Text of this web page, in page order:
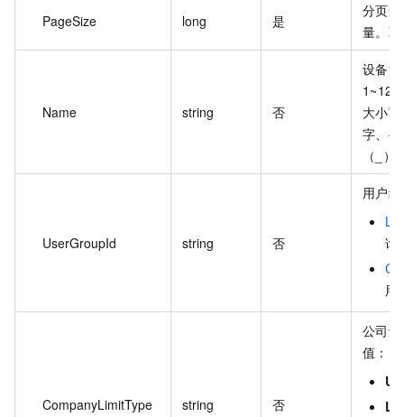
PageSize long 是
分页
量。
Name string 否
设备
1~128
大小
字、
（_
UserGroupId string 否
用户
询
用
CompanyLimitType string 否
公司
值：